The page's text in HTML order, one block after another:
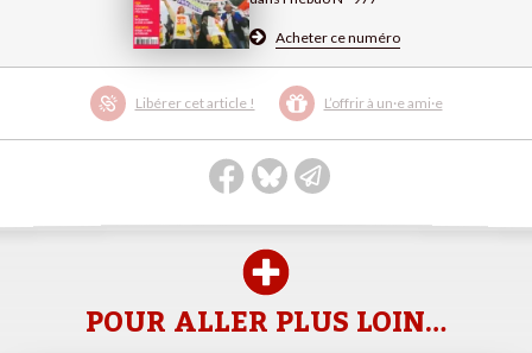
Acheter ce numéro
Libérer cet article ! L’offrir à un·e ami·e
POUR ALLER PLUS LOIN…